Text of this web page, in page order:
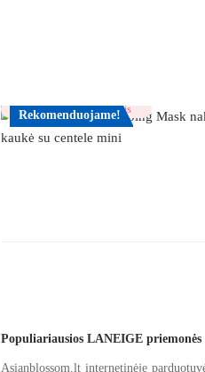
Rekomenduojame!
Prekė su pasirinkimais
Populiariausios LANEIGE priemonės
Asianblossom.lt internetinėje